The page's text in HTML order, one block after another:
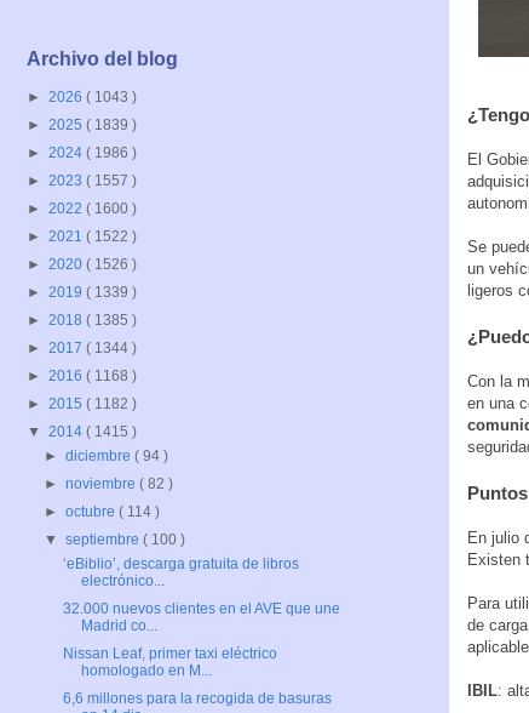
El
Se
un
ligeros
Con la
en una
En julio
Existen
Para
de
IBIL:
Archivo del blog
► 2026 ( 1043 )
► 2025 ( 1839 )
► 2024 ( 1986 )
► 2023 ( 1557 )
► 2022 ( 1600 )
► 2021 ( 1522 )
► 2020 ( 1526 )
► 2019 ( 1339 )
► 2018 ( 1385 )
► 2017 ( 1344 )
► 2016 ( 1168 )
► 2015 ( 1182 )
▼ 2014 ( 1415 )
►diciembre( 94 )
►noviembre( 82 )
►octubre( 114 )
▼septiembre( 100 )
‘eBiblio’, descarga gratuita de libros
electrónico...
32.000 nuevos clientes en el AVE que une
Madrid co...
Nissan Leaf, primer taxi eléctrico
homologado en M...
6,6 millones para la recogida de basuras